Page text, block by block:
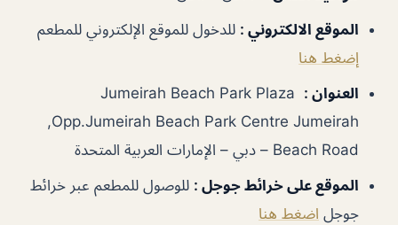
الموقع الالكتروني : للدخول للموقع الإلكتروني للمطعم
إضغط هنا
العنوان :
Jumeirah Beach Park Plaza
,Opp.Jumeirah Beach Park Centre Jumeirah
Beach Road – دبي – الإمارات العربية المتحدة
الموقع على خرائط جوجل : للوصول للمطعم عبر خرائط
جوجل اضغط هنا